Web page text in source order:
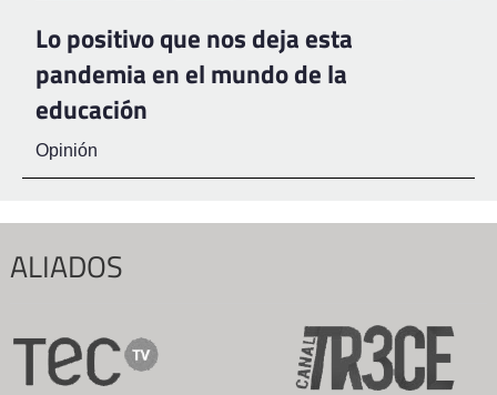
Lo positivo que nos deja esta
pandemia en el mundo de la
educación
Opinión
ALIADOS